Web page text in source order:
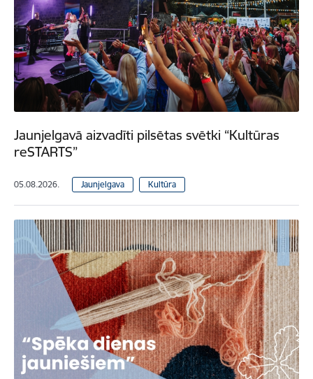
Jaunjelgavā aizvadīti pilsētas svētki “Kultūras
reSTARTS”
05.08.2026. Jaunjelgava Kultūra